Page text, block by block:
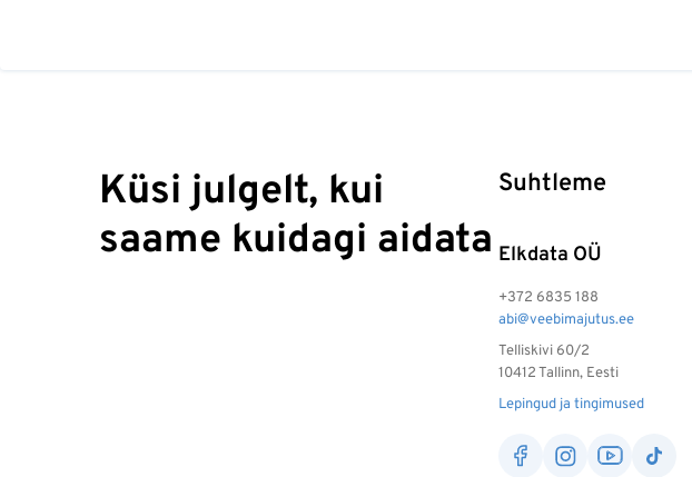
Küsi julgelt, kui
saame kuidagi aidata
Suhtleme
Elkdata OÜ
+372 6835 188
abi@veebimajutus.ee
Telliskivi 60/2
10412 Tallinn, Eesti
Lepingud ja tingimused